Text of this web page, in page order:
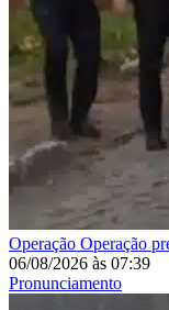
Operação Operação
06/08/2026 às 07:39
Pronunciamento